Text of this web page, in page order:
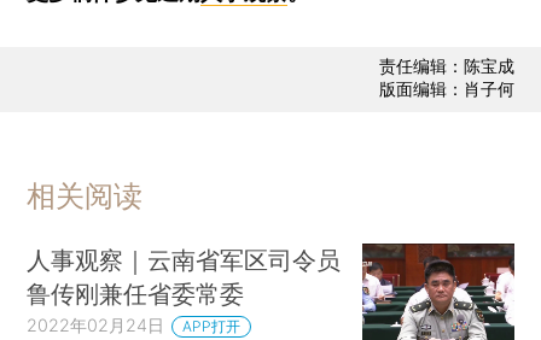
责任编辑：陈宝成
版面编辑：肖子何
相关阅读
人事观察｜云南省军区司令员
鲁传刚兼任省委常委
2022年02月24日 APP打开